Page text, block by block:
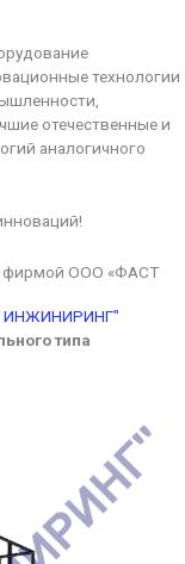
технологии
отечественные и
аналогичного
фирмой ООО «ФАСТ
типа